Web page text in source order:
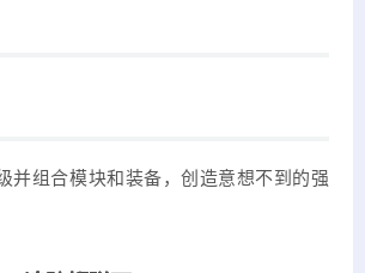
并组合模块和装备，创造意想不到的强